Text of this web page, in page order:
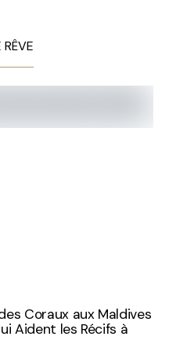
Coraux aux Maldives
Aident les Récifs à